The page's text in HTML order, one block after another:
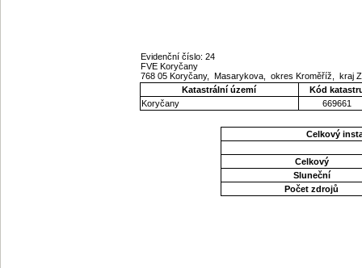
Evidenční číslo: 24
FVE Koryčany
768 05 Koryčany, Masarykova, okres Kroměříž, kraj
Katastrální území
Kód
Koryčany
669661
Celkový
Celkový
Sluneční
Počet zdrojů